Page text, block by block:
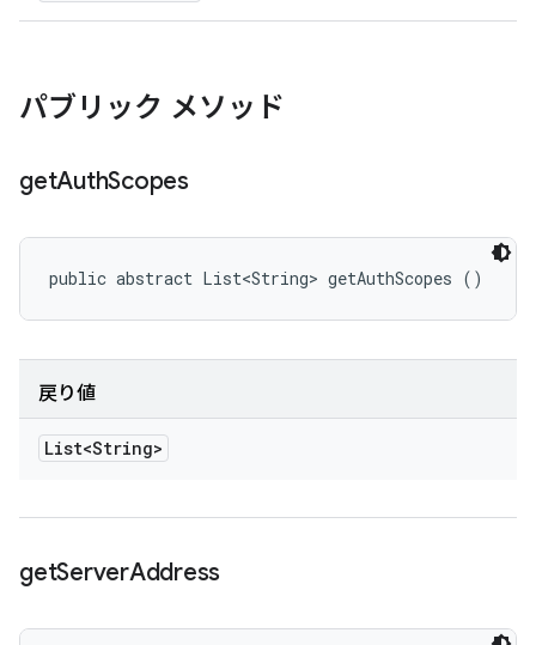
パブリック メソッド
getAuthScopes
public abstract List<String> getAuthScopes ()
戻り値
List<String>
getServerAddress